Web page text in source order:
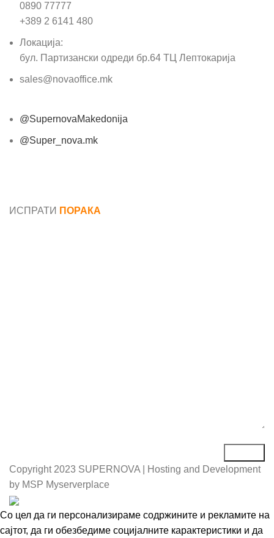
0890 77777
+389 2 6141 480
Локација:
бул. Партизански одреди бр.64 ТЦ Лептокарија
sales@novaoffice.mk
@SupernovaMakedonija
@Super_nova.mk
ИСПРАТИ ПОРАКА
Copyright 2023 SUPERNOVA | Hosting and Development
by MSP Myserverplace
Со цел да ги персонализираме содржините и рекламите на
сајтот, да ги обезбедиме социјалните карактеристики и да